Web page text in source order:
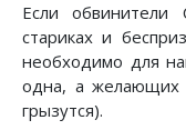
Если
стариках и
необходимо для
одна, а желающих
грызутся).